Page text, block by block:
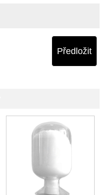
Předložit